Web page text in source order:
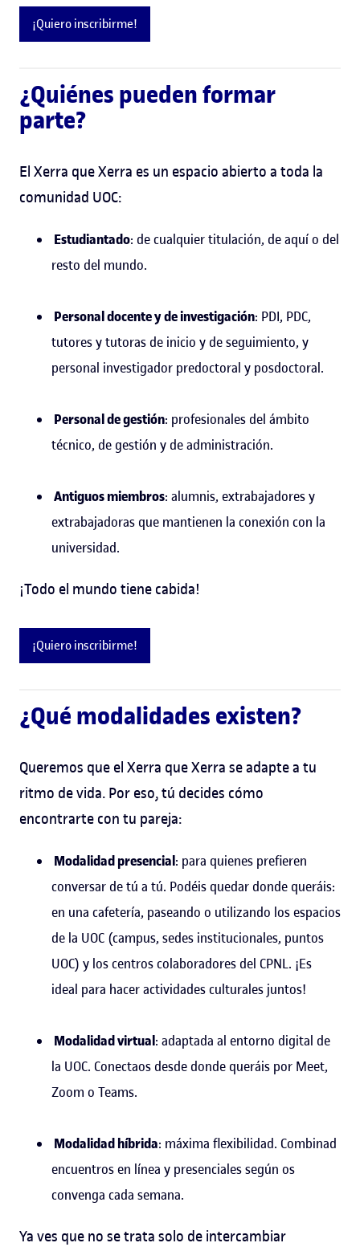
¡Quiero inscribirme!
¿Quiénes pueden formar
parte?
El Xerra que Xerra es un espacio abierto a toda la
comunidad UOC:
Estudiantado: de cualquier titulación, de aquí o del
resto del mundo.
Personal docente y de investigación: PDI, PDC,
tutores y tutoras de inicio y de seguimiento, y
personal investigador predoctoral y posdoctoral.
Personal de gestión: profesionales del ámbito
técnico, de gestión y de administración.
Antiguos miembros: alumnis, extrabajadores y
extrabajadoras que mantienen la conexión con la
universidad.
¡Todo el mundo tiene cabida!
¡Quiero inscribirme!
¿Qué modalidades existen?
Queremos que el Xerra que Xerra se adapte a tu
ritmo de vida. Por eso, tú decides cómo
encontrarte con tu pareja:
Modalidad presencial: para quienes prefieren
conversar de tú a tú. Podéis quedar donde queráis:
en una cafetería, paseando o utilizando los espacios
de la UOC (campus, sedes institucionales, puntos
UOC) y los centros colaboradores del CPNL. ¡Es
ideal para hacer actividades culturales juntos!
Modalidad virtual: adaptada al entorno digital de
la UOC. Conectaos desde donde queráis por Meet,
Zoom o Teams.
Modalidad híbrida: máxima flexibilidad. Combinad
encuentros en línea y presenciales según os
convenga cada semana.
Ya ves que no se trata solo de intercambiar